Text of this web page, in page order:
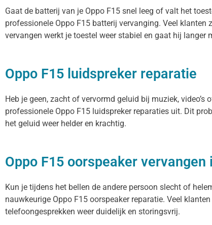
Gaat de batterij van je Oppo F15 snel leeg of valt het
professionele Oppo F15 batterij vervanging. Veel
vervangen werkt je toestel weer stabiel en gaat hij langer
Oppo F15 luidspreker reparatie
Heb je geen, zacht of vervormd geluid bij muziek,
professionele Oppo F15 luidspreker reparaties uit. Dit
het geluid weer helder en krachtig.
Oppo F15 oorspeaker
Kun je tijdens het bellen de andere persoon slecht of
nauwkeurige Oppo F15 oorspeaker reparatie. Veel
telefoongesprekken weer duidelijk en storingsvrij.